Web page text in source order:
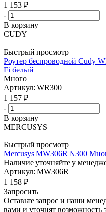
1 153 ₽
-
+
В корзину
CUDY
Быстрый просмотр
Роутер беспроводной Cudy
Fi белый
Много
Артикул: WR300
1 157 ₽
-
+
В корзину
MERCUSYS
Быстрый просмотр
Mercusys MW306R N300
Наличие уточняйте у
Артикул: MW306R
1 158 ₽
Запросить
Оставьте запрос и наши
вами и уточнят возможность